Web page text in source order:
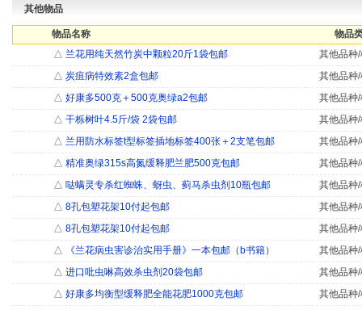
其他物品
物品名称
物品
△ 兰花用纯天然竹炭中颗粒20斤1袋包邮
其他品种
△ 炭疽病特效素2盒包邮
其他品种
△ 好康多500克＋500克奥绿a2包邮
其他品种
△ 干栎树叶4.5斤/袋 2袋包邮
其他品种
△ 兰用防水标签t型标签插地标签400张＋2支笔包邮
其他品种
△ 精准奥绿315s高氮缓释肥兰肥500克包邮
其他品种
△ 哒螨灵专杀红蜘蛛、蚜虫、蓟马杀虫剂10瓶包邮
其他品种
△ 8孔包塑花架10付起包邮
其他品种
△ 8孔包塑花架10付起包邮
其他品种
△ 《兰花病虫害诊治实用手册》一本包邮（b书籍）
其他品种
△ 进口吡虫啉高效杀虫剂20袋包邮
其他品种
△ 好康多均衡型缓释肥全能花肥1000克包邮 其他品种